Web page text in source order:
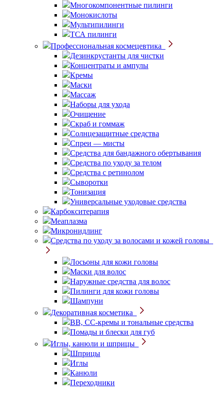
Многокомпонентные пилинги
Монокислоты
Мультипилинги
ТСА пилинги
Профессиональная космецевтика
Дезинкрустанты для чистки
Концентраты и ампулы
Кремы
Маски
Массаж
Наборы для ухода
Очищение
Скраб и гоммаж
Солнцезащитные средства
Спреи — мисты
Средства для бандажного обертывания
Средства по уходу за телом
Средства с ретинолом
Сыворотки
Тонизация
Универсальные уходовые средства
Карбокситерапия
Меаплазма
Микронидлинг
Средства по уходу за волосами и кожей головы
Лосьоны для кожи головы
Маски для волос
Наружные средства для волос
Пилинги для кожи головы
Шампуни
Декоративная косметика
BB, CC-кремы и тональные средства
Помады и блески для губ
Иглы, канюли и шприцы
Шприцы
Иглы
Канюли
Переходники